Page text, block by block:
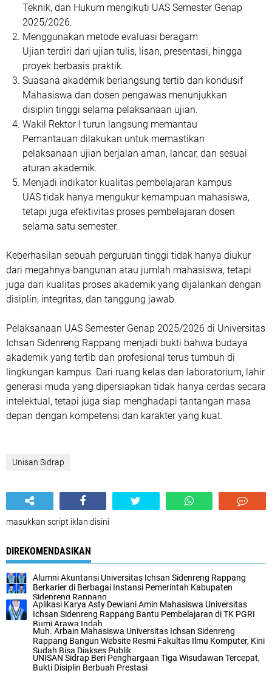
Teknik, dan Hukum mengikuti UAS Semester Genap
2025/2026.
Menggunakan metode evaluasi beragam
Ujian terdiri dari ujian tulis, lisan, presentasi, hingga
proyek berbasis praktik.
Suasana akademik berlangsung tertib dan kondusif
Mahasiswa dan dosen pengawas menunjukkan
disiplin tinggi selama pelaksanaan ujian.
Wakil Rektor I turun langsung memantau
Pemantauan dilakukan untuk memastikan
pelaksanaan ujian berjalan aman, lancar, dan sesuai
aturan akademik.
Menjadi indikator kualitas pembelajaran kampus
UAS tidak hanya mengukur kemampuan mahasiswa,
tetapi juga efektivitas proses pembelajaran dosen
selama satu semester.
Keberhasilan sebuah perguruan tinggi tidak hanya diukur
dari megahnya bangunan atau jumlah mahasiswa, tetapi
juga dari kualitas proses akademik yang dijalankan dengan
disiplin, integritas, dan tanggung jawab.
Pelaksanaan UAS Semester Genap 2025/2026 di Universitas
Ichsan Sidenreng Rappang menjadi bukti bahwa budaya
akademik yang tertib dan profesional terus tumbuh di
lingkungan kampus. Dari ruang kelas dan laboratorium, lahir
generasi muda yang dipersiapkan tidak hanya cerdas secara
intelektual, tetapi juga siap menghadapi tantangan masa
depan dengan kompetensi dan karakter yang kuat.
Unisan Sidrap
masukkan script iklan disini
DIREKOMENDASIKAN
Alumni Akuntansi Universitas Ichsan Sidenreng Rappang
Berkarier di Berbagai Instansi Pemerintah Kabupaten
Sidenreng Rappang
Aplikasi Karya Asty Dewiani Amin Mahasiswa Universitas
Ichsan Sidenreng Rappang Bantu Pembelajaran di TK PGRI
Bumi Arawa Indah
Muh. Arbain Mahasiswa Universitas Ichsan Sidenreng
Rappang Bangun Website Resmi Fakultas Ilmu Komputer, Kini
Sudah Bisa Diakses Publik
UNISAN Sidrap Beri Penghargaan Tiga Wisudawan Tercepat,
Bukti Disiplin Berbuah Prestasi